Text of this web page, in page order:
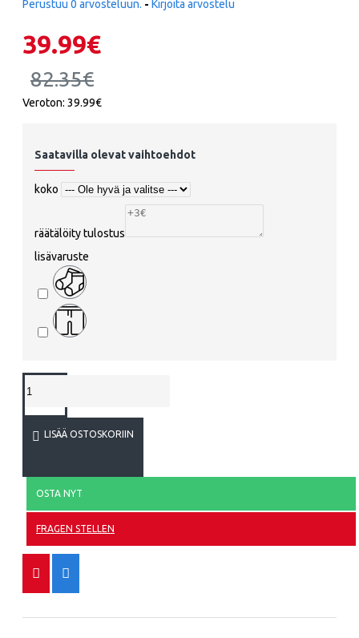
Perustuu 0 arvosteluun. - Kirjoita arvostelu
39.99€
82.35€
Veroton: 39.99€
Saatavilla olevat vaihtoehdot
koko
räätälöity tulostus
lisävaruste
LISÄÄ OSTOSKORIIN
OSTA NYT
FRAGEN STELLEN